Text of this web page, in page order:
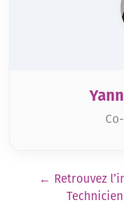
← Retrouvez